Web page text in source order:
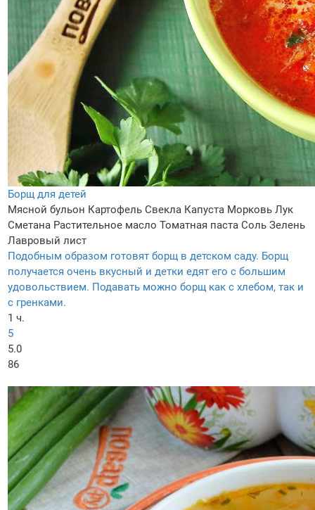
Борщ для детей
Мясной бульон Картофель Свекла Капуста Морковь Лук
Сметана Растительное масло Томатная паста Соль Зелень
Лавровый лист
Подобным образом готовят борщ в детском саду. Борщ
получается очень вкусный и детки едят его с большим
удовольствием. Подавать можно борщ как с хлебом, так и
с гренками.
1 ч.
5
5.0
86